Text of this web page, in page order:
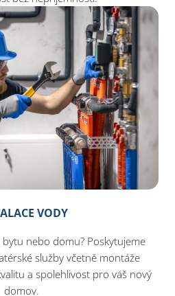
VODY
nebo domu? Poskytujeme
služby včetně montáže
a spolehlivost pro váš nový
domov.